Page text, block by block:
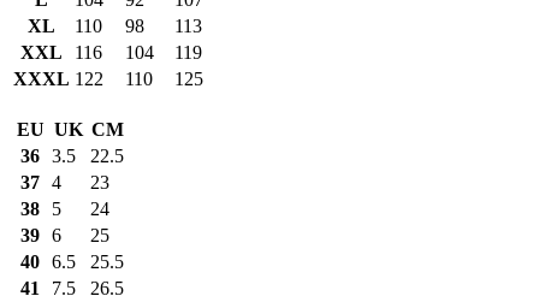
XL
110 98
113
XXL
116 104
119
XXXL 122 110 125
EU UK CM
36 3.5
22.5
37 4
23
38
5
24
39 6
25
40 6.5
25.5
41
7.5
26.5